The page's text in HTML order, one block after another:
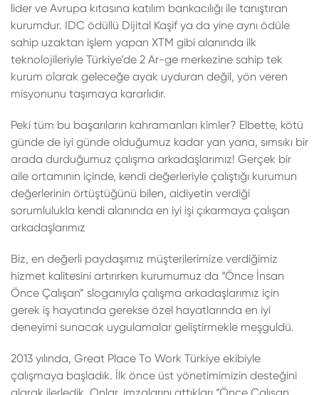
lider ve Avrupa kıtasına katılım bankacılığı ile tanıştıran
kurumdur. IDC ödüllü Dijital Kaşif ya da yine aynı ödüle
sahip uzaktan işlem yapan XTM gibi alanında ilk
teknolojileriyle Türkiye’de 2 Ar-ge merkezine sahip tek
kurum olarak geleceğe ayak uyduran değil, yön veren
misyonunu taşımaya kararlıdır.
Peki tüm bu başarıların kahramanları kimler? Elbette, kötü
günde de iyi günde olduğumuz kadar yan yana, sımsıkı bir
arada durduğumuz çalışma arkadaşlarımız! Gerçek bir
aile ortamının içinde, kendi değerleriyle çalıştığı kurumun
değerlerinin örtüştüğünü bilen, aidiyetin verdiği
sorumlulukla kendi alanında en iyi işi çıkarmaya çalışan
arkadaşlarımız
Biz, en değerli paydaşımız müşterilerimize verdiğimiz
hizmet kalitesini artırırken kurumumuz da “Önce İnsan
Önce Çalışan” sloganıyla çalışma arkadaşlarımız için
gerek iş hayatında gerekse özel hayatlarında en iyi
deneyimi sunacak uygulamalar geliştirmekle meşguldü.
2013 yılında, Great Place To Work Türkiye ekibiyle
çalışmaya başladık. İlk önce üst yönetimimizin desteğini
alarak ilerledik. Onlar, imzalarını attıkları “Önce Çalışan